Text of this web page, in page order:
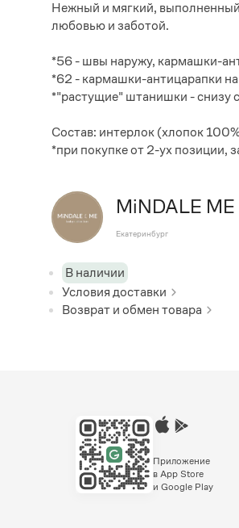
Нежный и мягкий,
любовью и заботой.
*56 - швы наружу, кармашки-
*62 - кармашки-антицарапки на
*"растущие" штанишки - снизу
Состав: интерлок (хлопок
*при покупке от 2-ух позиции,
MiNDALE ME
Екатеринбург
В наличии
Условия доставки
Возврат и обмен товара
Приложение
в App Store
и Google Play